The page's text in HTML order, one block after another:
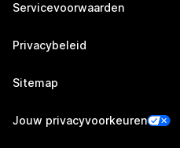
Servicevoorwaarden
Privacybeleid
Sitemap
Jouw privacyvoorkeuren